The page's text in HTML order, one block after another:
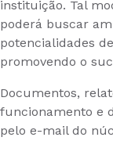
instituição. Tal
poderá buscar
potencialidades
promovendo o
Documentos,
funcionamento e
pelo e-mail do